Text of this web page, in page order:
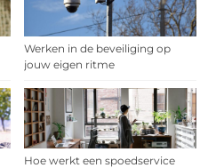
Werken in de beveiliging op
jouw eigen ritme
Hoe werkt een spoedservice